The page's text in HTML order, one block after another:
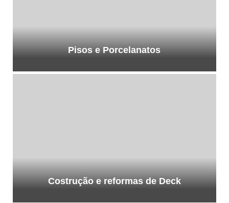
Pisos e Porcelanatos
Costrução e reformas de Deck